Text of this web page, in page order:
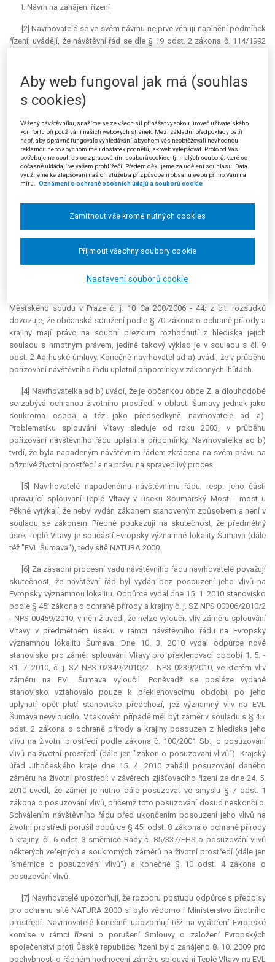
I. Návrh na zahájení řízení
[2] Navrhovatelé se ve svém návrhu nejprve věnují naplnění podmínek
řízení; uvádějí, že návštěvní řád se dle § 19 odst. 2 zákona č. 114/1992
150/2002 Sb., soudní řád správní (dále jen "s. ř. s.“), příslušný Nejvyšší
správní soud.
[3] Navrhovatel ad a) ke své aktivní procesní legitimaci uvádí, že je
občanským sdružením založeným podle § 70 zákona o ochraně přírody
a krajiny a předmětem jeho činnosti je ochrana životního prostředí,
přírody a krajiny, se zaměřením zejména na oblast Národního parku a
Chráněné krajinné oblasti Šumava. Z kopie registrovaných stanov
navrhovatele ad a) se podává, že navrhovatel ad a) je občanským
sdružením, jehož hlavním cílem je chránit přírodu a krajinu (čl. II. stanov).
o zachování nedotčené přírody a zasazuje se o ochranu kriticky
biotopu. Navrhovatel ad a) tvrdí, že byl napadeným opatřením obecné
zásahu do práva na příznivé životní prostředí poukazuje na rozsudek
Městského soudu v Praze č. j. 10 Ca 208/2006 - 44; z cit. rozsudků
dovozuje, že občanská sdružení podle § 70 zákona o ochraně přírody a
krajiny mají právo na soudní přezkum rozhodnutí z hlediska jejich
souladu s hmotným právem, jedině takový výklad je v souladu s čl. 9
odst. 2 Aarhuské úmluvy. Konečně navrhovatel ad a) uvádí, že v průběhu
pořizování návštěvního řádu uplatnil připomínky v zákonných lhůtách.
[4] Navrhovatelka ad b) uvádí, že je občankou obce Z. a dlouhodobě
se zabývá ochranou životního prostředí v oblasti Šumavy jednak jako
soukromá osoba a též jako předsedkyně navrhovatele ad a).
Problematiku splouvání Vltavy sleduje od roku 2003, v průběhu
pořizování návštěvního řádu uplatnila připomínky. Navrhovatelka ad b)
tvrdí, že byla napadeným návštěvním řádem zkrácena na svém právu na
příznivé životní prostředí a na právu na spravedlivý proces.
[5] Navrhovatelé napadenému návštěvnímu řádu, resp. jeho části
upravující splouvání Teplé Vltavy v úseku Soumarský Most - most u
Pěkné vytýkají, že nebyl vydán zákonem stanoveným způsobem a není v
souladu se zákonem. Předně poukazují na skutečnost, že předmětný
úsek Teplé Vltavy je součástí Evropsky významné lokality Šumava (dále
též "EVL Šumava“), tedy sítě NATURA 2000.
[6] Za zásadní procesní vadu návštěvního řádu navrhovatelé považují
skutečnost, že návštěvní řád byl vydán bez posouzení jeho vlivů na
Evropsky významnou lokalitu. Odpůrce vydal dne 15. 1. 2010 stanovisko
podle § 45i zákona o ochraně přírody a krajiny č. j. SZ NPS 00306/2010/2
- NPS 00459/2010, v němž uvedl, že nelze vyloučit vliv záměru splouvání
Vltavy v předmětném úseku v rámci návštěvního řádu na Evropsky
významnou lokalitu Šumava. Dne 10. 3. 2010 vydal odpůrce nové
stanovisko pro záměr splouvání Vltavy pro překlenovací období 1. 5. -
31. 7. 2010, č. j. SZ NPS 02349/2010/2 - NPS 0239/2010, ve kterém vliv
záměru na EVL Šumava vyloučil. Poněvadž se posléze vydané
stanovisko vztahovalo pouze k překlenovacímu období, po jeho
uplynutí opět platí stanovisko předchozí, jež významný vliv na EVL
Šumava nevyloučilo. V takovém případě měl být záměr v souladu s § 45i
odst. 2 zákona o ochraně přírody a krajiny posouzen z hlediska jeho
vlivu na životní prostředí podle zákona č. 100/2001 Sb., o posuzování
vlivů na životní prostředí (dále jen "zákon o posuzovaní vlivů“). Krajský
úřad Jihočeského kraje dne 15. 4. 2010 zahájil posuzování daného
záměru na životní prostředí; v závěrech zjišťovacího řízení ze dne 24. 5.
2010 uvedl, že záměr je nutno dále posuzovat ve smyslu § 7 odst. 1
zákona o posuzování vlivů, přičemž toto posuzování dosud neskončilo.
Schválením návštěvního řádu před ukončením posouzení jeho vlivů na
životní prostředí porušil odpůrce § 45i odst. 8 zákona o ochraně přírody
a krajiny, čl. 6 odst. 3 směrnice Rady č. 85/337/EHS o posuzování vlivů
některých veřejných a soukromých záměrů na životní prostředí (dále jen
"směrnice o posuzování vlivů“) a konečně § 10 odst. 4 zákona o
posuzování vlivů.
[7] Navrhovatelé upozorňují, že rozporu postupu odpůrce s předpisy
pro ochranu sítě NATURA2000 si bylo vědomo i Ministerstvo životního
prostředí. Navrhovatelé konečně upozorňují též na vyjádření Evropské
komise v rámci řízení o porušení Smlouvy o založení Evropských
společenství proti České republice; řízení bylo zahájeno 8. 10. 2009 pro
pochybnosti o řádném hodnocení záměru splouvání Teplé Vltavy na EVL
Aby web fungoval jak má (souhlas
s cookies)
Vážený návštěvníku, snažíme se ze všech sil přinášet vysokou úroveň uživatelského
komfortu při používání našich webových stránek. Mezi základní předpoklady patří
např. aby správně fungovalo vyhledávání, abychom vás neobtěžovali nevhodnou
reklamou nebo abychom měli dostatek podnětů, jak web vylepšovat. Proto od Vás
potřebujeme souhlas se zpracováním souborů cookies, tj. malých souborů, které se
dočasně ukládají ve vašem prohlížeči. Předem děkujeme za udělení souhlasu. Data
využijeme ke zlepšování našich služeb a přizpůsobení obsahu webu přímo Vám na
míru. Oznámení o ochraně osobních údajů a souborů cookie
Nastavení souborů cookie
Zamítnout vše kromě nutných cookies
Přijmout všechny soubory cookie